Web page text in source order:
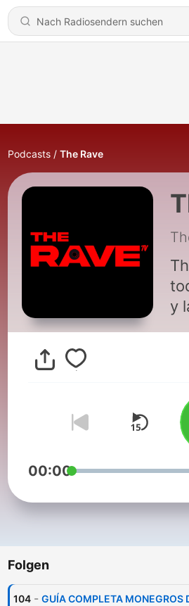
Podcasts The Rave
y
00:00
Folgen
104 - GUÍA COMPLETA MONEGROS